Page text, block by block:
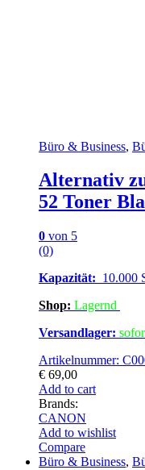
Büro & Business,
Alternativ
52 Toner
0 von 5
(0)
Kapazität: 10.000
Shop: Lagernd
Versandlager:
Artikelnummer:
€ 69,00
Add to cart
Brands:
CANON
Add to wishlist
Compare
Büro & Business,